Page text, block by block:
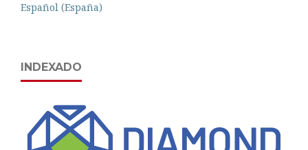
Español (España)
INDEXADO